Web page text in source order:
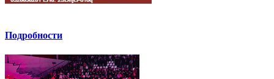
Подробности